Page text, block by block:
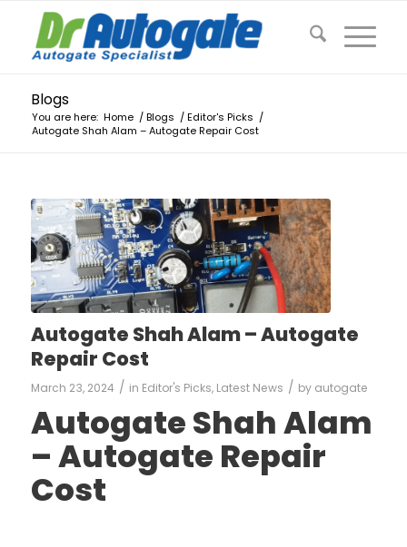
Blogs
You are here: Home / Blogs / Editor's Picks /
Autogate Shah Alam – Autogate Repair Cost
Autogate Shah Alam – Autogate
Repair Cost
March 23, 2024 / in Editor's Picks, Latest News / by autogate
Autogate Shah Alam
– Autogate Repair
Cost